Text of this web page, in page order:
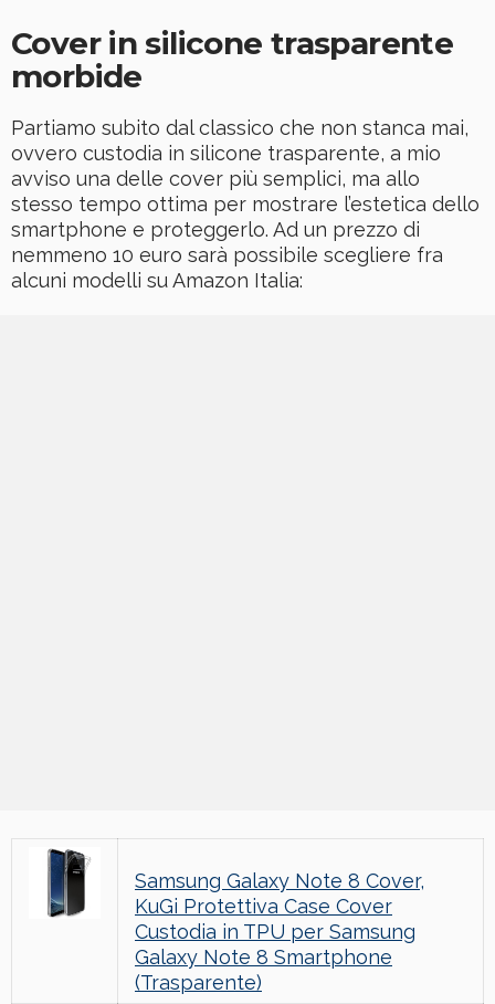
Cover in silicone trasparente
morbide
Partiamo subito dal classico che non stanca mai,
ovvero custodia in silicone trasparente, a mio
avviso una delle cover più semplici, ma allo
stesso tempo ottima per mostrare l’estetica dello
smartphone e proteggerlo. Ad un prezzo di
nemmeno 10 euro sarà possibile scegliere fra
alcuni modelli su Amazon Italia:
Samsung Galaxy Note 8 Cover,
KuGi Protettiva Case Cover
Custodia in TPU per Samsung
Galaxy Note 8 Smartphone
(Trasparente)